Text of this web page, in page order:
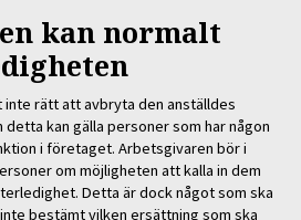
kan normalt
rätt att avbryta den anställdes
kan gälla personer som har någon
i företaget. Arbetsgivaren bör i
om möjligheten att kalla in dem
Detta är dock något som ska
bestämt vilken ersättning som ska